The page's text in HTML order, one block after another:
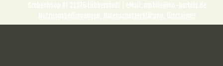
Grebenhoop 8| 21376 Lübberstedt | eMail: mobile@ho-bartels.de
Nutzungsbedingungen, Datenschutzerklärung, Disclaimer